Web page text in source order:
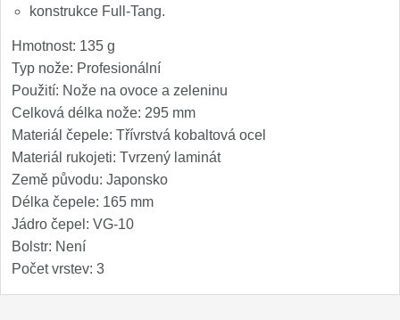
Brousky na nože 9
Doplňky a díly 4
Doprodej 11
Dárky 4
Značky
konstrukce Full-Tang.
Hmotnost: 135 g
Typ nože: Profesionální
Použití: Nože na ovoce a zeleninu
Celková délka nože: 295 mm
Materiál čepele: Třívrstvá kobaltová ocel
Materiál rukojeti: Tvrzený laminát
Země původu: Japonsko
Délka čepele: 165 mm
Jádro čepel: VG-10
Bolstr: Není
Počet vrstev: 3